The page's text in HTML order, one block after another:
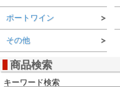
ポートワイン
その他
商品検索
キーワード検索